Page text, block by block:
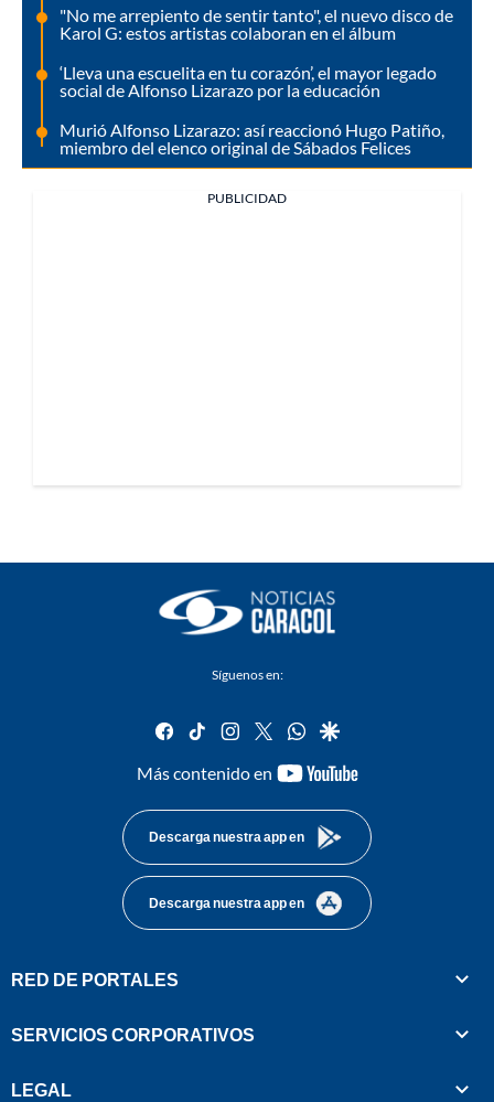
"No me arrepiento de sentir tanto", el nuevo disco de
Karol G: estos artistas colaboran en el álbum
‘Lleva una escuelita en tu corazón’, el mayor legado
social de Alfonso Lizarazo por la educación
Murió Alfonso Lizarazo: así reaccionó Hugo Patiño,
miembro del elenco original de Sábados Felices
PUBLICIDAD
Síguenos en:
facebook
tiktok instagram
twitterwhatsapp
google
Más contenido en
youtube-
Descarga nuestra app en
Descarga nuestra app en
RED DE PORTALES
SERVICIOS CORPORATIVOS
LEGAL